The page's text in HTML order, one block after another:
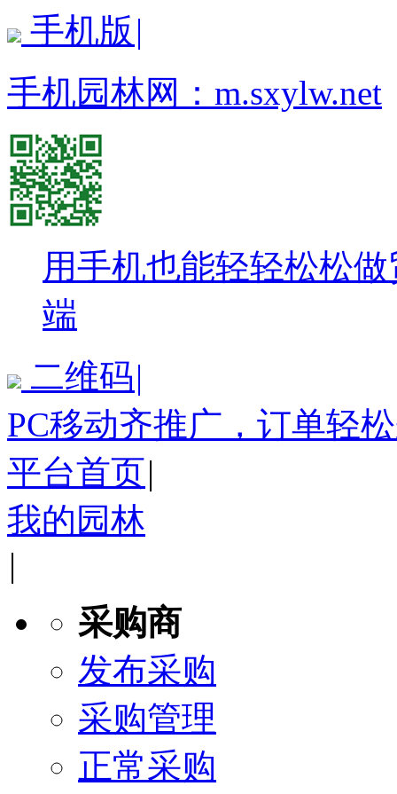
手机版 |
手机园林网： m.sxylw.net
用手机也能轻轻松松
端
二维码|
PC移动齐推广，订单轻
平台首页|
我的园林
|
采购商
发布采购
采购管理
正常采购